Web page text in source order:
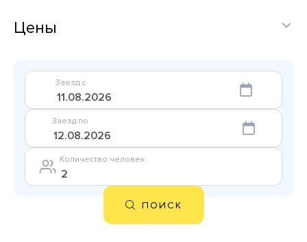
Цены
Заезд с
Заезд по
Количество человек
ПОИСК